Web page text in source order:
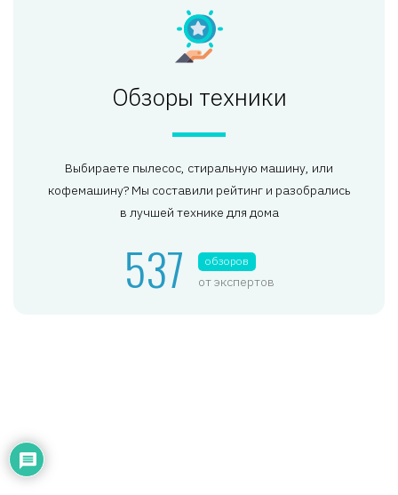
Обзоры техники
Выбираете пылесос, стиральную машину, или
кофемашину? Мы составили рейтинг и разобрались
в лучшей технике для дома
537 обзоров
от экспертов